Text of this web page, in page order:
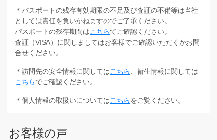
＊パスポートの残存有効期限の不足及び査証の不備等は当社
としては責任を負いかねますのでご了承ください。
パスポートの残存期間はこちらでご確認ください。
査証（VISA）に関しましてはお客様でご確認いただくかお問
合せください。
＊訪問先の安全情報に関してはこちら
、衛生情報に関しては
こちらでご確認ください。
＊個人情報の取扱いについてはこちらをご覧ください。
お客様の声